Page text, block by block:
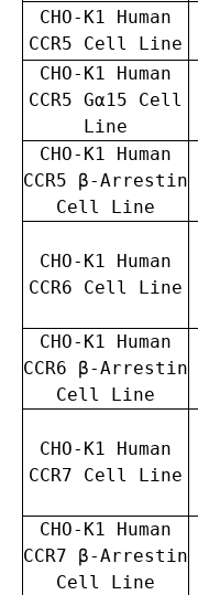
CHO-K1 Human
CCR5 Cell Line
CHO-K1 Human
CCR5 Gα15 Cell
Line
CHO-K1 Human
CCR5 β-Arrestin
Cell Line
CHO-K1 Human
CCR6 Cell Line
CHO-K1 Human
CCR6 β-Arrestin
Cell Line
CHO-K1 Human
CCR7 Cell Line
CHO-K1 Human
CCR7 β-Arrestin
Cell Line